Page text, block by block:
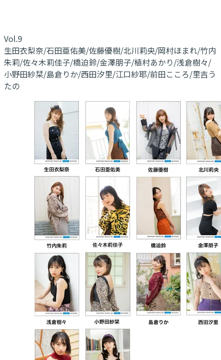
Vol.9
生田衣梨奈/石田亜佑美/佐藤優樹/北川莉央/岡村ほまれ/竹内
朱莉/佐々木莉佳子/橋迫鈴/金澤朋子/植村あかり/浅倉樹々/
小野田紗栞/島倉りか/西田汐里/江口紗耶/前田こころ/里吉う
たの